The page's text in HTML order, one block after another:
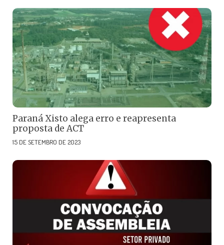
Paraná Xisto alega erro e reapresenta
proposta de ACT
15 DE SETEMBRO DE 2023